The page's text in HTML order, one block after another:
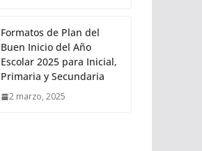
Formatos de Plan del
Buen Inicio del Año
Escolar 2025 para Inicial,
Primaria y Secundaria
2 marzo, 2025